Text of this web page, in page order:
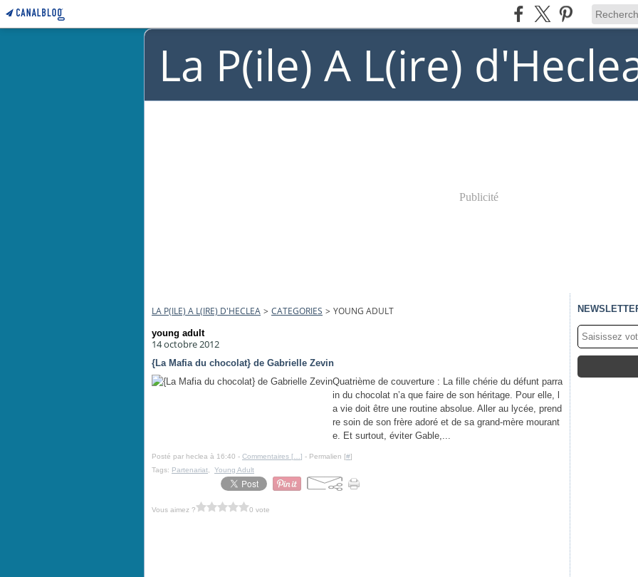
La P(ile) A L(ire)
Publicité
LA P(ILE) A L(IRE) D'HECLEA > CATEGORIES > YOUNG ADULT
young adult
14 octobre 2012
{La Mafia du chocolat} de Gabrielle Zevin
Quatrième de couverture : La fille chérie du défunt parra
in du chocolat n’a que faire de son héritage. Pour elle, l
a vie doit être une routine absolue. Aller au lycée, prend
re soin de son frère adoré et de sa grand-mère mourant
e. Et surtout, éviter Gable,...
Posté par heclea à 16:40 - Commentaires [ ] - Permalien [#]
Tags: Partenariat Young Adult
Vous aimez ? 0 vote